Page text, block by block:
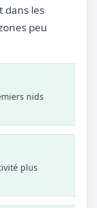
dans les
peu
nids
plus